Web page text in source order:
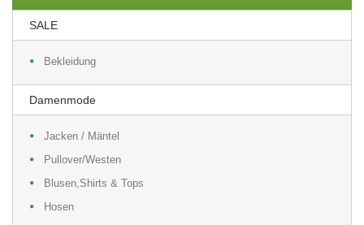
SALE
Bekleidung
Damenmode
Jacken / Mäntel
Pullover/Westen
Blusen,Shirts & Tops
Hosen